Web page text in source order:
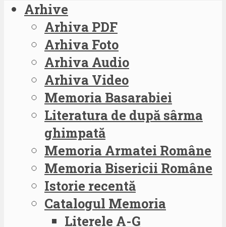
Arhive
Arhiva PDF
Arhiva Foto
Arhiva Audio
Arhiva Video
Memoria Basarabiei
Literatura de după sârma
ghimpată
Memoria Armatei Române
Memoria Bisericii Române
Istorie recentă
Catalogul Memoria
Literele A-G